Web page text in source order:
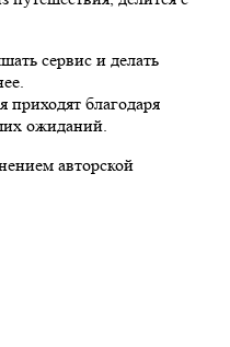
сервис и делать
благодаря
ожиданий.
авторской